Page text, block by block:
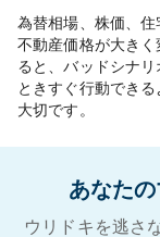
為替相場、株価、
不動産価格が大き
ると、バッドシナ
ときすぐ行動でき
大切です。
あなた
ウリドキを逃さ